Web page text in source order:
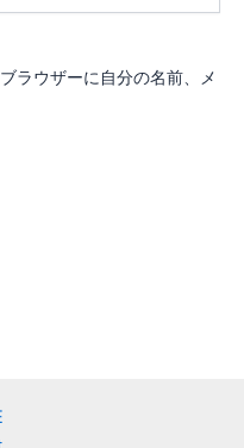
ラウザーに自分の名前、メ